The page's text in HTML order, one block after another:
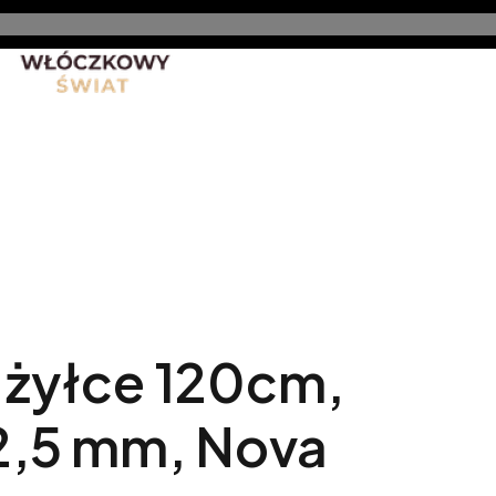
Promocje Nowe produkty
120cm,
mm, Nova